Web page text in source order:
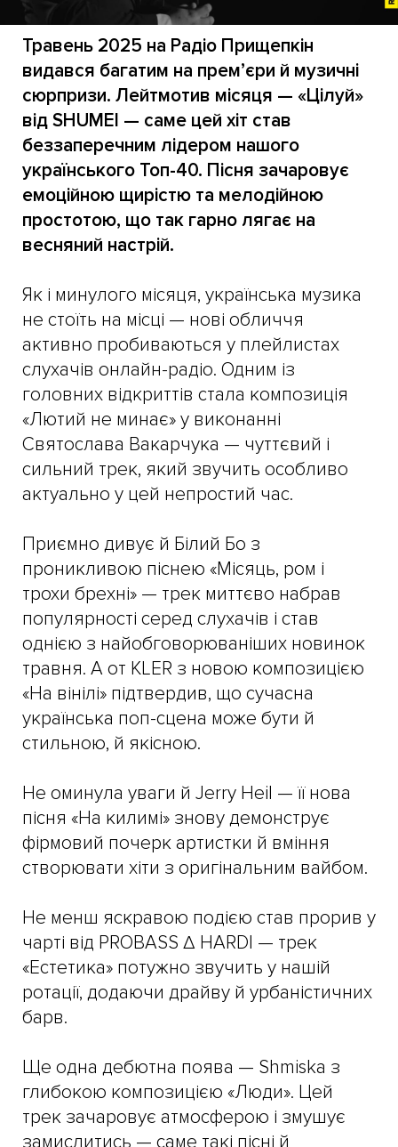
Травень 2025 на Радіо Прищепкін
видався багатим на прем’єри й музичні
сюрпризи. Лейтмотив місяця — «Цілуй»
від SHUMEI — саме цей хіт став
беззаперечним лідером нашого
українського Топ-40. Пісня зачаровує
емоційною щирістю та мелодійною
простотою, що так гарно лягає на
весняний настрій.
Як і минулого місяця, українська музика
не стоїть на місці — нові обличчя
активно пробиваються у плейлистах
слухачів онлайн-радіо. Одним із
головних відкриттів стала композиція
«Лютий не минає» у виконанні
Святослава Вакарчука — чуттєвий і
сильний трек, який звучить особливо
актуально у цей непростий час.
Приємно дивує й Білий Бо з
проникливою піснею «Місяць, ром і
трохи брехні» — трек миттєво набрав
популярності серед слухачів і став
однією з найобговорюваніших новинок
травня. А от KLER з новою композицією
«На вінілі» підтвердив, що сучасна
українська поп-сцена може бути й
стильною, й якісною.
Не оминула уваги й Jerry Heil — її нова
пісня «На килимі» знову демонструє
фірмовий почерк артистки й вміння
створювати хіти з оригінальним вайбом.
Не менш яскравою подією став прорив у
чарті від PROBASS ∆ HARDI — трек
«Естетика» потужно звучить у нашій
ротації, додаючи драйву й урбаністичних
барв.
Ще одна дебютна поява — Shmiska з
глибокою композицією «Люди». Цей
трек зачаровує атмосферою і змушує
замислитись — саме такі пісні й